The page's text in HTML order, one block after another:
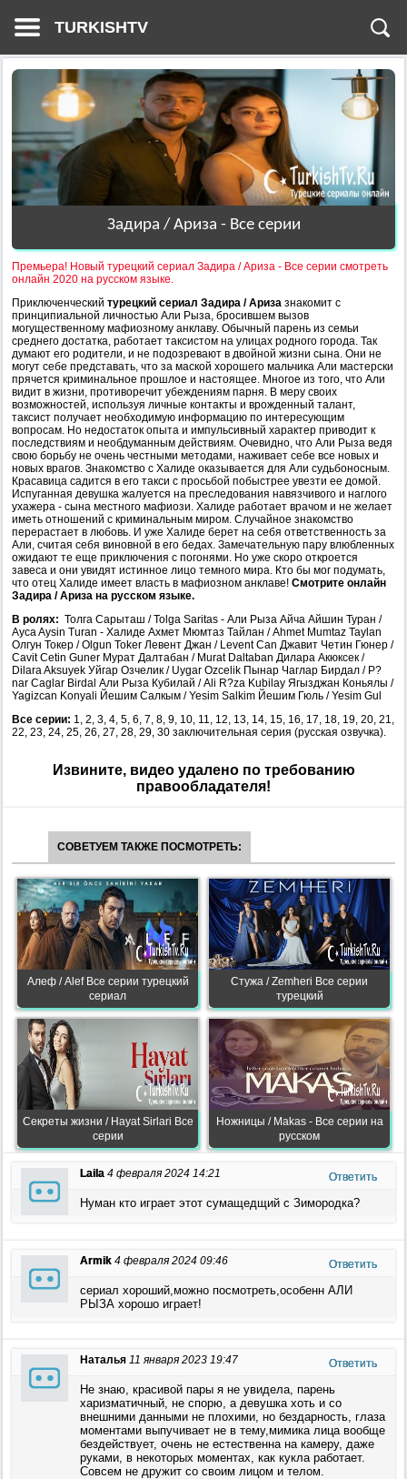
TURKISHTV
Задира / Ариза - Все серии
Премьера! Новый турецкий сериал Задира / Ариза - Все серии смотреть
онлайн 2020 на русском языке.
Приключенческий турецкий сериал Задира / Ариза знакомит с
принципиальной личностью Али Рыза, бросившем вызов
могущественному мафиозному анклаву. Обычный парень из семьи
среднего достатка, работает таксистом на улицах родного города. Так
думают его родители, и не подозревают в двойной жизни сына. Они не
могут себе представать, что за маской хорошего мальчика Али мастерски
прячется криминальное прошлое и настоящее. Многое из того, что Али
видит в жизни, противоречит убеждениям парня. В меру своих
возможностей, используя личные контакты и врожденный талант,
таксист получает необходимую информацию по интересующим
вопросам. Но недостаток опыта и импульсивный характер приводит к
последствиям и необдуманным действиям. Очевидно, что Али Рыза ведя
свою борьбу не очень честными методами, наживает себе все новых и
новых врагов. Знакомство с Халиде оказывается для Али судьбоносным.
Красавица садится в его такси с просьбой побыстрее увезти ее домой.
Испуганная девушка жалуется на преследования навязчивого и наглого
ухажера - сына местного мафиози. Халиде работает врачом и не желает
иметь отношений с криминальным миром. Случайное знакомство
перерастает в любовь. И уже Халиде берет на себя ответственность за
Али, считая себя виновной в его бедах. Замечательную пару влюбленных
ожидают те еще приключения с погонями. Но уже скоро откроется
завеса и они увидят истинное лицо темного мира. Кто бы мог подумать,
что отец Халиде имеет власть в мафиозном анклаве! Смотрите онлайн
Задира / Ариза на русском языке.
В ролях: Толга Сарыташ / Tolga Saritas - Али Рыза Айча Айшин Туран /
Ayca Aysin Turan - Халиде Ахмет Мюмтаз Тайлан / Ahmet Mumtaz Taylan
Олгун Токер / Olgun Toker Левент Джан / Levent Can Джавит Четин Гюнер /
Cavit Cetin Guner Мурат Далтабан / Murat Daltaban Дилара Акюксек /
Dilara Aksuyek Уйгар Озчелик / Uygar Ozcelik Пынар Чаглар Бирдал / P?
nar Caglar Birdal Али Рыза Кубилай / Ali R?za Kubilay Ягызджан Коньялы /
Yagizcan Konyali Йешим Салкым / Yesim Salkim Йешим Гюль / Yesim Gul
Все серии: 1, 2, 3, 4, 5, 6, 7, 8, 9, 10, 11, 12, 13, 14, 15, 16, 17, 18, 19, 20, 21,
22, 23, 24, 25, 26, 27, 28, 29, 30 заключительная серия (русская озвучка).
Извините, видео удалено по требованию
правообладателя!
СОВЕТУЕМ ТАКЖЕ ПОСМОТРЕТЬ:
Алеф / Alef Все серии турецкий
сериал
Стужа / Zemheri Все серии
турецкий
Секреты жизни / Hayat Sirlari Все
серии
Ножницы / Makas - Все серии на
русском
Laila 4 февраля 2024 14:21 Ответить
Нуман кто играет этот сумащедщий с Зимородка?
Armik 4 февраля 2024 09:46 Ответить
сериал хороший,можно посмотреть,особенн АЛИ
РЫЗА хорошо играет!
Наталья 11 января 2023 19:47 Ответить
Не знаю, красивой пары я не увидела, парень
харизматичный, не спорю, а девушка хоть и со
внешними данными не плохими, но бездарность, глаза
моментами выпучивает не в тему,мимика лица вообще
бездействует, очень не естественна на камеру, даже
руками, в некоторых моментах, как кукла работает.
Совсем не дружит со своим лицом и телом.